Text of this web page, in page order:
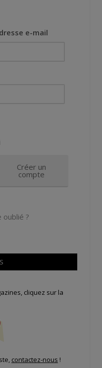
e-mail
Créer un
compte
oublié ?
cliquez sur la
contactez-nous !